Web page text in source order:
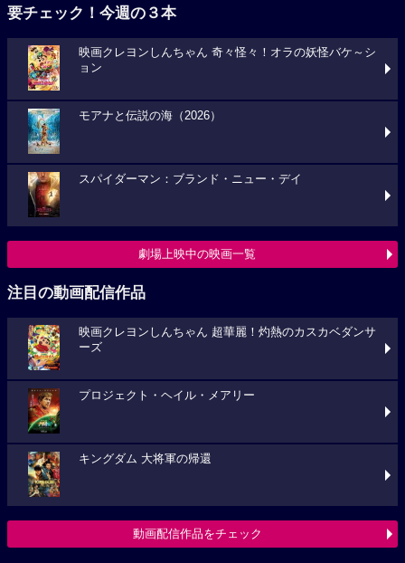
要チェック！今週の３本
映画クレヨンしんちゃん 奇々怪々！オラの妖怪バケ～シ
ョン
モアナと伝説の海（2026）
スパイダーマン：ブランド・ニュー・デイ
劇場上映中の映画一覧
注目の動画配信作品
映画クレヨンしんちゃん 超華麗！灼熱のカスカベダンサ
ーズ
プロジェクト・ヘイル・メアリー
キングダム 大将軍の帰還
動画配信作品をチェック